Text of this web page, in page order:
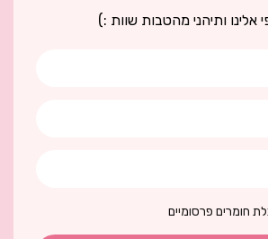
אלינו ותיהני מהטבות שוות :)
חומרים פרסומיים